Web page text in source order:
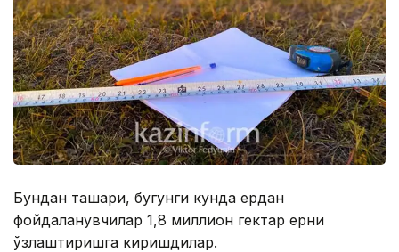
Бундан ташқари, бугунги кунда ердан
фойдаланувчилар 1,8 миллион гектар ерни
ўзлаштиришга киришдилар.